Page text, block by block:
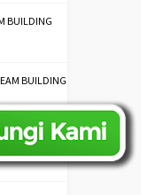
BUILDING
BUILDING
BUILDING